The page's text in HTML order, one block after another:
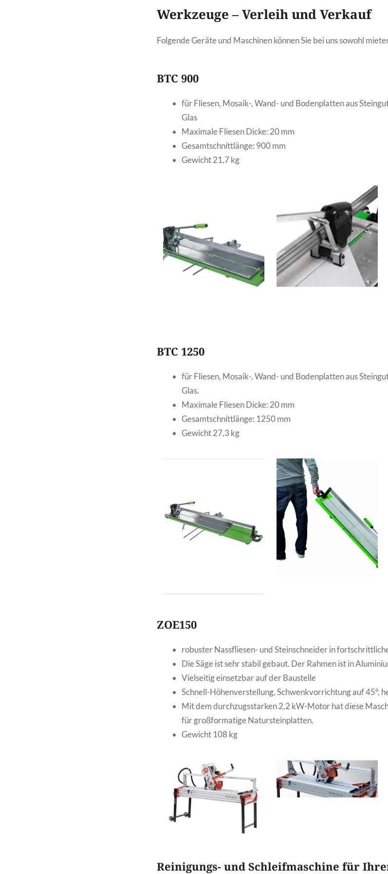
Werkzeuge – Verleih und Verkauf
Folgende Geräte und Maschinen können Sie bei uns sowohl
BTC 900
für Fliesen, Mosaik-, Wand- und Bodenplatten aus
Glas
Maximale Fliesen Dicke: 20 mm
Gesamtschnittlänge: 900 mm
Gewicht 21,7 kg
BTC 1250
für Fliesen, Mosaik-, Wand- und Bodenplatten aus
Glas.
Maximale Fliesen Dicke: 20 mm
Gesamtschnittlänge: 1250 mm
Gewicht 27,3 kg
ZOE150
robuster Nassfliesen- und Steinschneider in
Die Säge ist sehr stabil gebaut. Der Rahmen ist in
Vielseitig einsetzbar auf der Baustelle
Schnell-Höhenverstellung, Schwenkvorrichtung auf 45°,
Mit dem durchzugsstarken 2,2 kW-Motor hat diese
für großformatige Natursteinplatten.
Gewicht 108 kg
Reinigungs- und Schleifmaschine für